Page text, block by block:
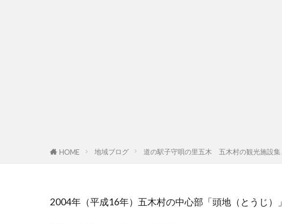
HOME 地域ブログ 道の駅子守唄の里五木 五木村の観光施設集
2004年（平成16年）五木村の中心部「頭地（とうじ）